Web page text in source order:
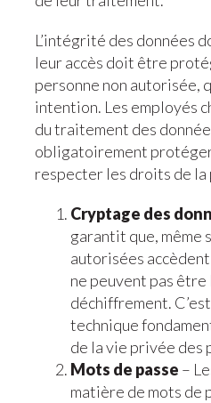
L’intégrité des données
leur accès doit être
personne non autorisée,
intention. Les employés
du traitement des
obligatoirement
respecter les droits de la
Cryptage des
garantit que, même
autorisées
ne peuvent pas être
déchiffrement.
technique
de la vie privée des
Mots de passe –
matière de mots de